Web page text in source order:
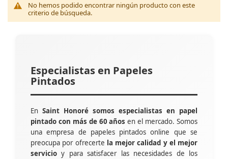
No hemos podido encontrar ningún producto con este
criterio de búsqueda.
Especialistas en Papeles
Pintados
En Saint Honoré somos especialistas en papel
pintado con más de 60 años en el mercado. Somos
una empresa de papeles pintados online que se
preocupa por ofrecerte la mejor calidad y el mejor
servicio y para satisfacer las necesidades de los